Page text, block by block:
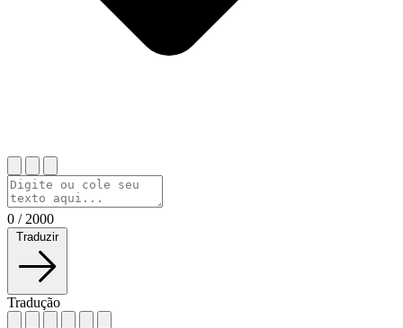
0 / 2000
Traduzir
Tradução